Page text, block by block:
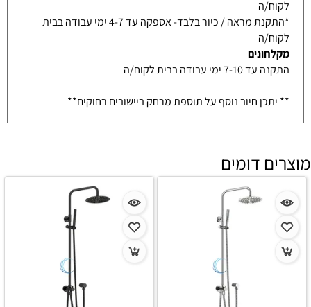
לקוח/ה
*התקנת מראה / כיור בלבד- אספקה עד 4-7 ימי עבודה בבית
לקוח/ה
מקלחונים
התקנה עד 7-10 ימי עבודה בבית לקוח/ה
** יתכן חיוב נוסף על תוספת מרחק ביישובים רחוקים**
מוצרים דומים